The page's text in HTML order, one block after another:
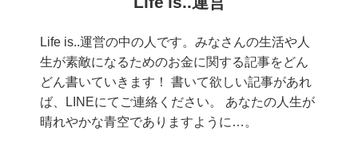
Life is..運営の中の人です。みなさんの生活や人
生が素敵になるためのお金に関する記事をどん
どん書いていきます！ 書いて欲しい記事があれ
ば、LINEにてご連絡ください。 あなたの人生が
晴れやかな青空でありますように…。